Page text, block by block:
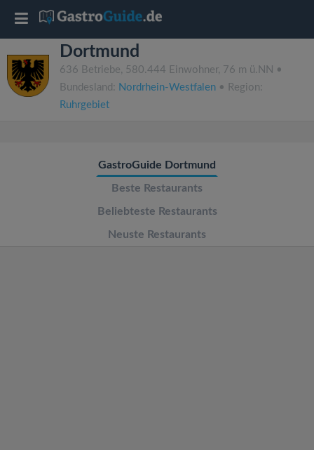
Dortmund
636 Betriebe, 580.444 Einwohner, 76 m ü.NN •
Bundesland: Nordrhein-Westfalen • Region:
Ruhrgebiet
GastroGuide Dortmund
Beste Restaurants
Beliebteste Restaurants
Neuste Restaurants
T
o
g